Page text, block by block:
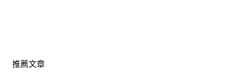
推薦文章